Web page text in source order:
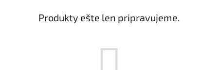
Produkty ešte len pripravujeme.